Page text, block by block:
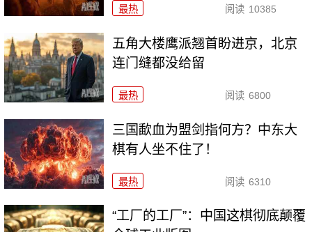
最热 阅读 10385
五角大楼鹰派翘首盼进京，北京
连门缝都没给留
最热 阅读 6800
三国歃血为盟剑指何方？中东大
棋有人坐不住了！
最热 阅读 6310
“工厂的工厂”：中国这棋彻底颠覆